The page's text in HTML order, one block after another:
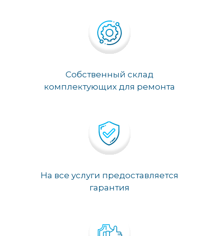
Собственный склад
комплектующих для ремонта
На все услуги предоставляется
гарантия